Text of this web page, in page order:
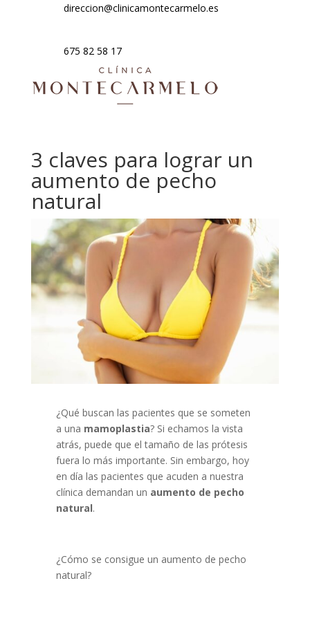
direccion@clinicamontecarmelo.es
675 82 58 17
3 claves para lograr un
aumento de pecho
natural
¿Qué buscan las pacientes que se someten
a una mamoplastia? Si echamos la vista
atrás, puede que el tamaño de las prótesis
fuera lo más importante. Sin embargo, hoy
en día las pacientes que acuden a nuestra
clínica demandan un aumento de pecho
natural.
¿Cómo se consigue un aumento de pecho
natural?